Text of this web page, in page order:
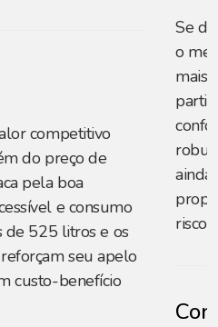
competitivo
do preço de
pela boa
e consumo
de 525 litros e os
seu apelo
custo-benefício
Se
o
mais
partir
ainda
risco